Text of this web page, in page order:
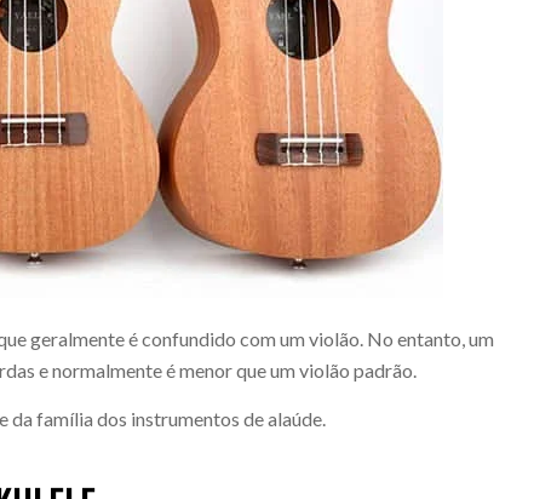
geralmente é confundido com um violão. No entanto, um
e normalmente é menor que um violão padrão.
família dos instrumentos de alaúde.